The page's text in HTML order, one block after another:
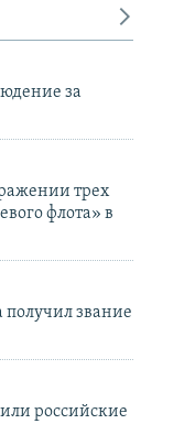
за
трех
флота» в
звание
российские